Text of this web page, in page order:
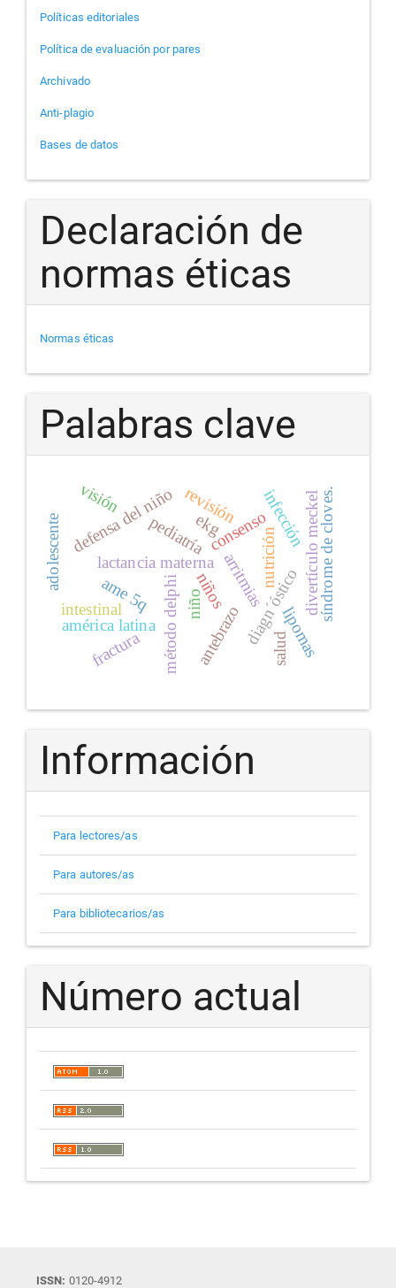
Políticas editoriales
Política de evaluación por pares
Archivado
Anti-plagio
Bases de datos
Declaración de
normas éticas
Normas éticas
Palabras clave
método delphi
consenso
lactancia materna nutrición
ekg
niñosarritmias
diagn´óstico
américa latina
ame 5q divertículo meckel
intestinal
pediatría
defensa del niño
fractura antebrazo
niño
adolescente
lipomas
síndrome de cloves.
revisión
salud
visión infección
Información
Para lectores/as
Para autores/as
Para bibliotecarios/as
Número actual
ISSN: 0120-4912